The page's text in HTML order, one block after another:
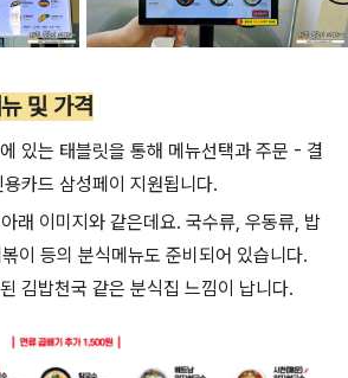
및 가격
있는 태블릿을 통해 메뉴선택과 주문 - 결
카드 삼성페이 지원됩니다.
래 이미지와 같은데요. 국수류, 우동류, 밥
이 등의 분식메뉴도 준비되어 있습니다.
김밥천국 같은 분식집 느낌이 납니다.